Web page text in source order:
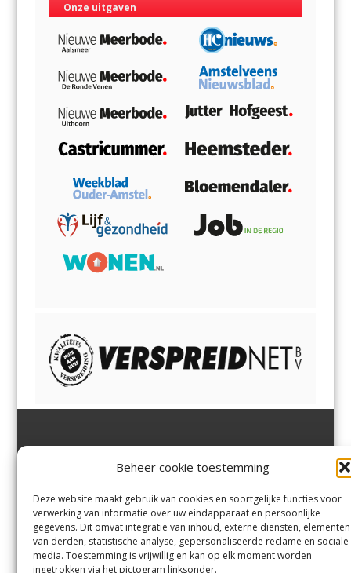
Beheer cookie toestemming
Deze website maakt gebruik van cookies en soortgelijke functies voor
verwerking van informatie over uw eindapparaat en persoonlijke
gegevens. Dit omvat integratie van inhoud, externe diensten, elementen
van derden, statistische analyse, gepersonaliseerde reclame en sociale
media. Toestemming is vrijwillig en kan op elk moment worden
ingetrokken via het pictogram linksonder.
Onze uitgaven
Margadantstraat 34
0255-533900
info@jutter.nlofinfo@hofgee
st.nl
Velserbroek,Velsen-Zuid,
Zuid,Driehuisen
Spaarnwoude.
Contact